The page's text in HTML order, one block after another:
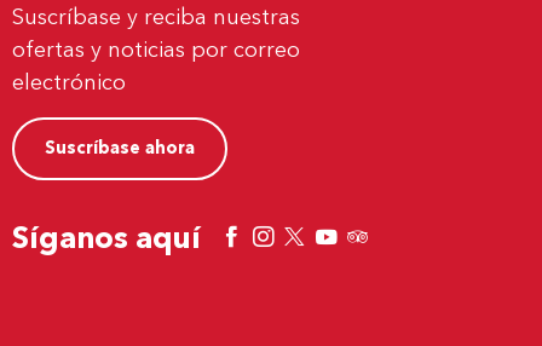
Suscríbase y reciba nuestras
ofertas y noticias por correo
electrónico
Suscríbase ahora
Síganos aquí